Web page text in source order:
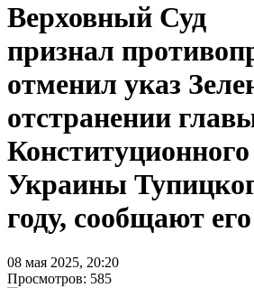
Верховный Суд
признал
отменил указ
отстранении
Конституционного
Украины
году, сообщают
08 мая 2025, 20:20
Просмотров: 585